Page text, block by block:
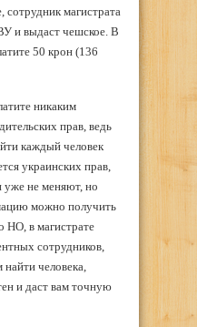
сотрудник магистрата
и выдаст чешское. В
50 крон (136
никаким
прав, ведь
каждый человек
украинских прав,
уже не меняют, но
можно получить
НО, в магистрате
сотрудников,
человека,
и даст вам точную